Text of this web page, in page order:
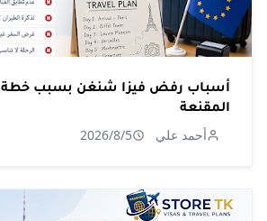
أسباب رفض فيزا شنغن بسبب خطة
المقنعة
أحمد علي 2026/8/5